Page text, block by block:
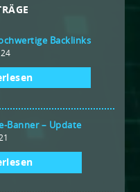
Backlinks
Banner – Update